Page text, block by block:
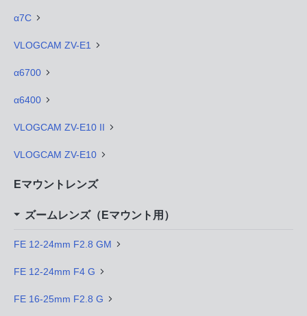
α7C
VLOGCAM ZV-E1
α6700
α6400
VLOGCAM ZV-E10 II
VLOGCAM ZV-E10
Eマウントレンズ
ズームレンズ（Eマウント用）
FE 12-24mm F2.8 GM
FE 12-24mm F4 G
FE 16-25mm F2.8 G